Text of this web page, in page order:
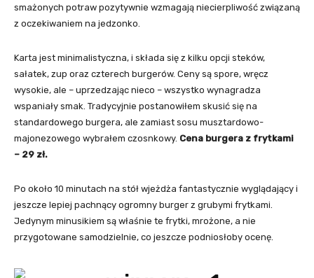
smażonych potraw pozytywnie wzmagają niecierpliwość związaną
z oczekiwaniem na jedzonko.
Karta jest minimalistyczna, i składa się z kilku opcji steków,
sałatek, zup oraz czterech burgerów. Ceny są spore, wręcz
wysokie, ale – uprzedzając nieco – wszystko wynagradza
wspaniały smak. Tradycyjnie postanowiłem skusić się na
standardowego burgera, ale zamiast sosu musztardowo-
majonezowego wybrałem czosnkowy. Cena burgera z frytkami
– 29 zł.
Po około 10 minutach na stół wjeżdża fantastycznie wyglądający i
jeszcze lepiej pachnący ogromny burger z grubymi frytkami.
Jedynym minusikiem są właśnie te frytki, mrożone, a nie
przygotowane samodzielnie, co jeszcze podniosłoby ocenę.